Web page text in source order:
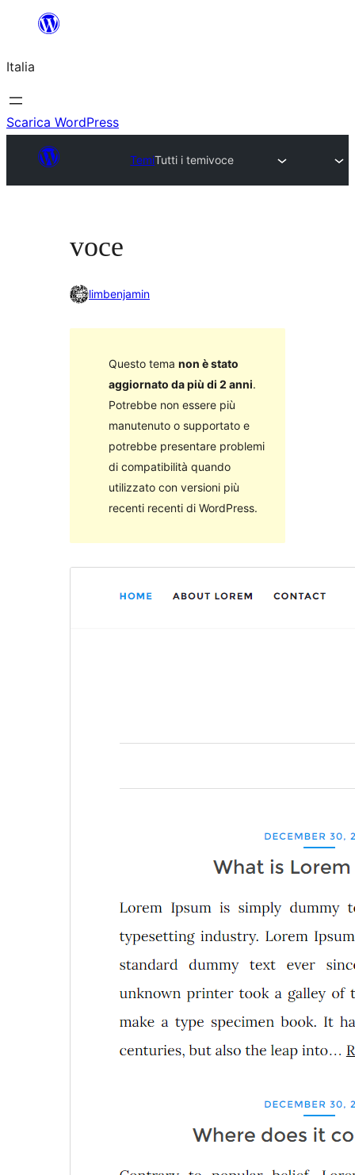
contenuto
Italia
Scarica WordPress
TemiTutti i temivoce
voce
limbenjamin
Questo tema non è stato
aggiornato da più di 2 anni.
Potrebbe non essere più
manutenuto o supportato e
potrebbe presentare problemi
di compatibilità quando
utilizzato con versioni più
recenti recenti di WordPress.